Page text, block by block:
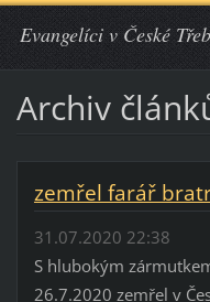
Evangelíci v České
Archiv
zemřel farář
31.07.2020 22:38
S hlubokým
26.7.2020 zemřel v